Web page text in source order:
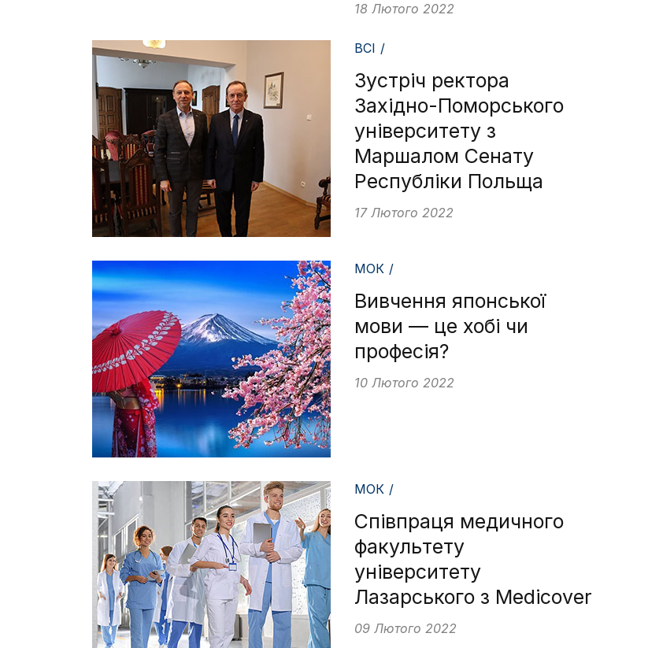
18 Лютого 2022
ВСІ /
Зустріч ректора
Західно-Поморського
університету з
Маршалом Сенату
Республіки Польща
17 Лютого 2022
МОК /
Вивчення японської
мови — це хобі чи
професія?
10 Лютого 2022
МОК /
Співпраця медичного
факультету
університету
Лазарського з Medicover
09 Лютого 2022